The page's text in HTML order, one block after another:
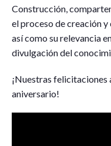
Construcción,
el proceso de creación
así como su relevancia
divulgación del
¡Nuestras felicitaciones
aniversario!